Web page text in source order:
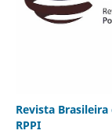
Revista
RPPI